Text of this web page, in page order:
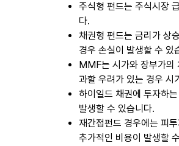
주식형 펀드는 주식시장
다.
채권형 펀드는 금리가 상
경우 손실이 발생할 수 있
MMF는 시가와 장부가의
과할 우려가 있는 경우 시
하이일드 채권에 투자하
발생할 수 있습니다.
재간접펀드 경우에는 피
추가적인 비용이 발생할